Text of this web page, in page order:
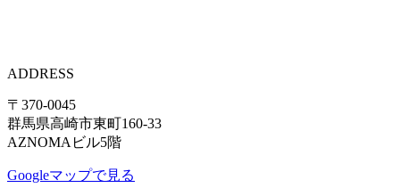
ADDRESS
〒370-0045
群馬県高崎市東町160-33
AZNOMAビル5階
Googleマップで見る